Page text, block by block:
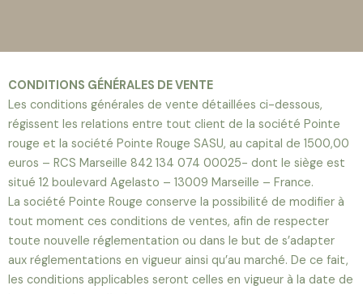
CONDITIONS GÉNÉRALES DE VENTE
Les conditions générales de vente détaillées ci-dessous,
régissent les relations entre tout client de la société Pointe
rouge et la société Pointe Rouge SASU, au capital de 1500,00
euros – RCS Marseille 842 134 074 00025- dont le siège est
situé 12 boulevard Agelasto – 13009 Marseille – France.
La société Pointe Rouge conserve la possibilité de modifier à
tout moment ces conditions de ventes, afin de respecter
toute nouvelle réglementation ou dans le but de s’adapter
aux réglementations en vigueur ainsi qu’au marché. De ce fait,
les conditions applicables seront celles en vigueur à la date de